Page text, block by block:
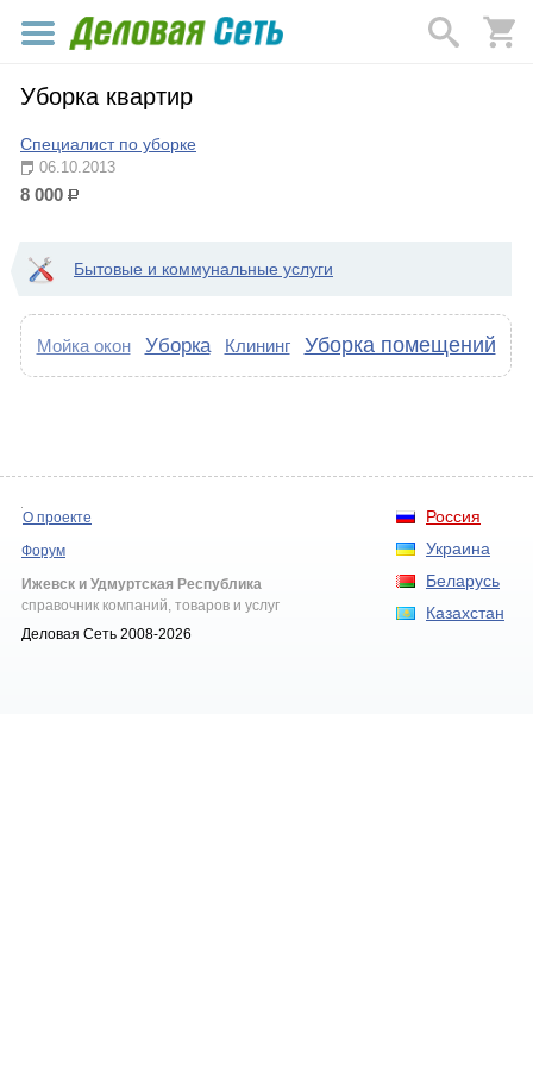
Уборка квартир
Специалист по уборке
06.10.2013
8 000 р.
Бытовые и коммунальные услуги
Мойка окон Уборка Клининг Уборка помещений
Россия
Украина
Беларусь
Казахстан
О проекте
Форум
Ижевск и Удмуртская Республика
справочник компаний, товаров и услуг
Деловая Сеть 2008-2026